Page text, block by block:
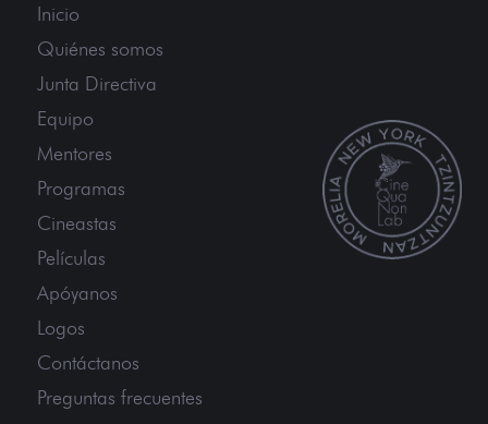
Inicio
Quiénes somos
Junta Directiva
Equipo
Mentores
Programas
Cineastas
Películas
Apóyanos
Logos
Contáctanos
Preguntas frecuentes